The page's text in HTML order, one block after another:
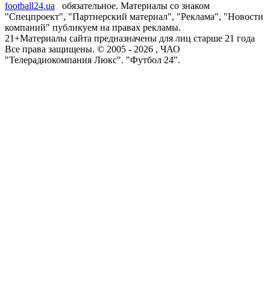
football24.ua
обязательное. Материалы со знаком
"Спецпроект", "Партнерский материал", "Реклама", "Новости
компаний" публикуем на правах рекламы.
21+Материалы сайта предназначены для лиц старше 21 года
Все права защищены. © 2005 - 2026 , ЧАО
"Телерадиокомпания Люкс". "Футбол 24".